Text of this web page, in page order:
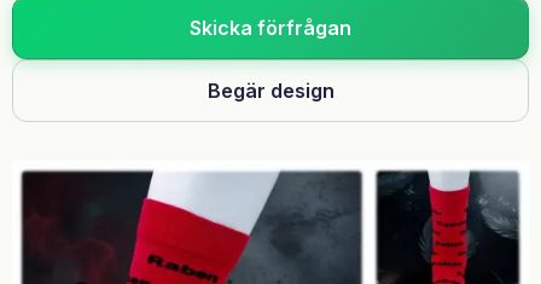
Skicka förfrågan
Begär design